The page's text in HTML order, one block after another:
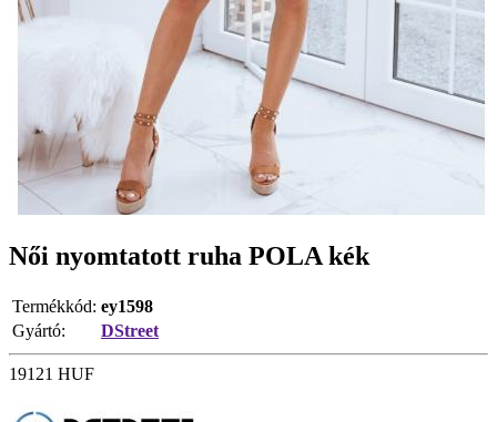
Női nyomtatott ruha POLA kék
Termékkód: ey1598
Gyártó:
DStreet
19121 HUF